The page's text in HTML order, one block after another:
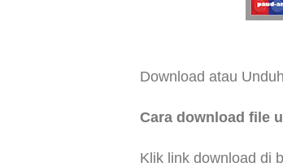
Download atau
Cara download file
Klik link download di